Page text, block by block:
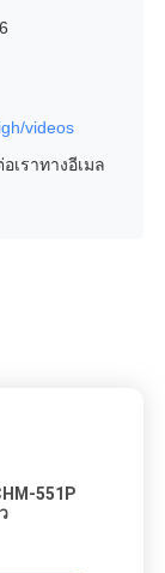
videos
เราทางอีเมล
551P